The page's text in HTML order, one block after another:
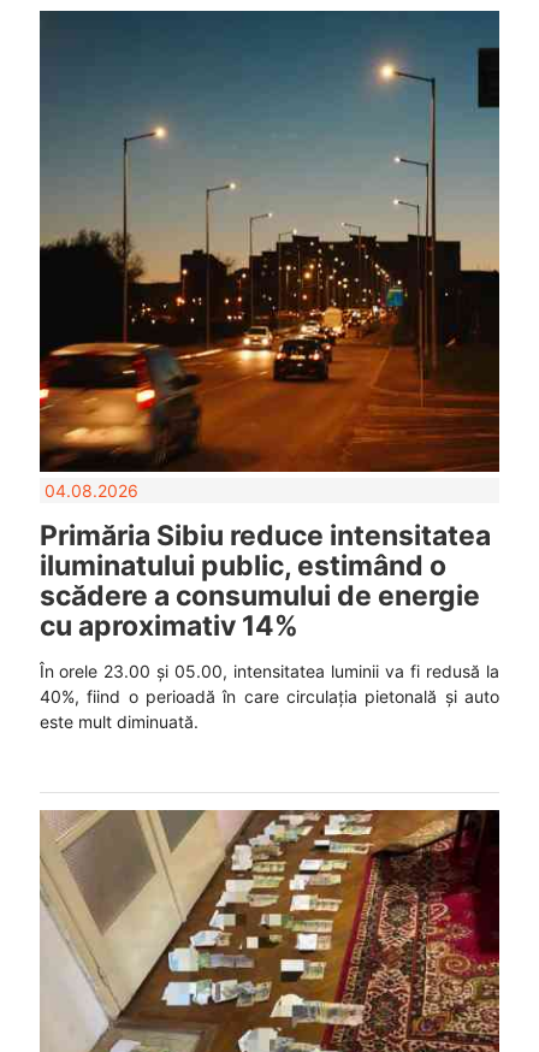
04.08.2026
Primăria Sibiu reduce intensitatea
iluminatului public, estimând o
scădere a consumului de energie
cu aproximativ 14%
În orele 23.00 și 05.00, intensitatea luminii va fi redusă la
40%, fiind o perioadă în care circulația pietonală și auto
este mult diminuată.